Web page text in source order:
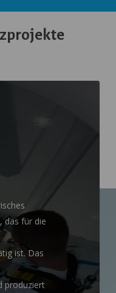
das für die
ist. Das
produziert